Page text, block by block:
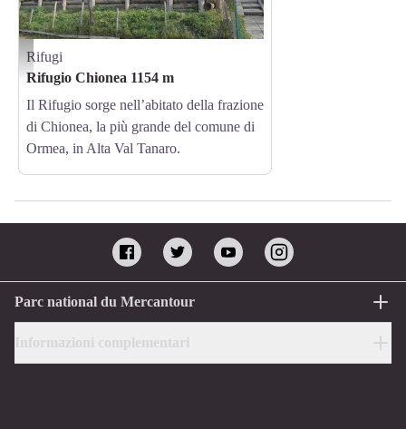
Il Rif. Chionea - Archivio APAM
Rifugi
Rifugio Chionea 1154 m
Il Rifugio sorge nell’abitato della frazione
di Chionea, la più grande del comune di
Ormea, in Alta Val Tanaro.
Parc national du Mercantour
Informazioni complementari